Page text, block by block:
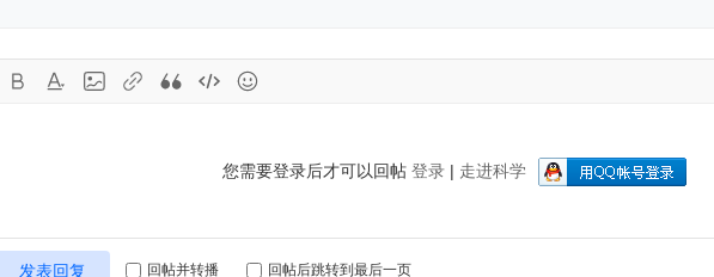
您需要登录后才可以回帖 登录| 走进科学
发表回复 回帖并转播 回帖后跳转到最后一页